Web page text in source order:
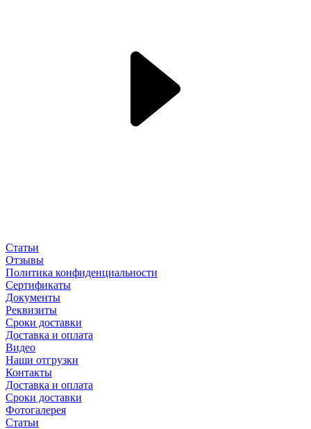
Статьи
Отзывы
Политика конфиденциальности
Сертификаты
Документы
Реквизиты
Сроки доставки
Доставка и оплата
Видео
Наши отгрузки
Контакты
Доставка и оплата
Сроки доставки
Фотогалерея
Статьи